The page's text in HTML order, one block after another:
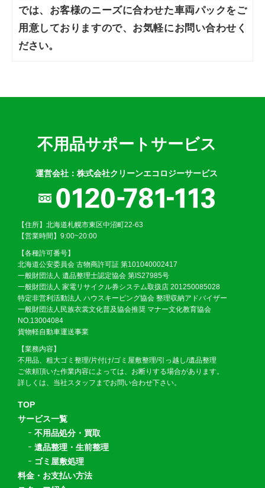
では、お客様のニーズに合わせた車両パックをご
用意しておりますので、お気軽にお問い合わせく
ださい。
不用品サポートサービス
運営会社：株式会社クリーンエコロジーサービス
【住所】北海道札幌市東区中沼町22-63
【営業時間】9:00~20:00
【各種許可番号】
北海道公安委員会 古物商許可証 第101040002417
一般財団法人 遺品整理士認定協会 第IS27985号
一般財団法人 家電リサイクル券システム取扱店 201250085028
特定非営利活動法人 ハウスキーピング協会 整理収納アドバイザー
一般財団法人民族衣裳文化普及協会推奨 マナー文化教育協会
NO.13004084
貨物軽自動車運送事業
【業務内容】
不用品、粗大ゴミ整理/片付け/ゴミ屋敷整理/引っ越し/遺品整理
ご依頼頂いた作業内容によっては、お断りする場合があります。
詳しくは、当社スタッフまでお問い合わせ下さい。
TOP
サービス一覧
不用品処分・買取
遺品整理・生前整理
ゴミ屋敷処理
料金・お支払い方法